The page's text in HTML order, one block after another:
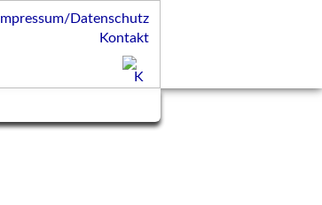
Impressum/Datenschutz
Kontakt